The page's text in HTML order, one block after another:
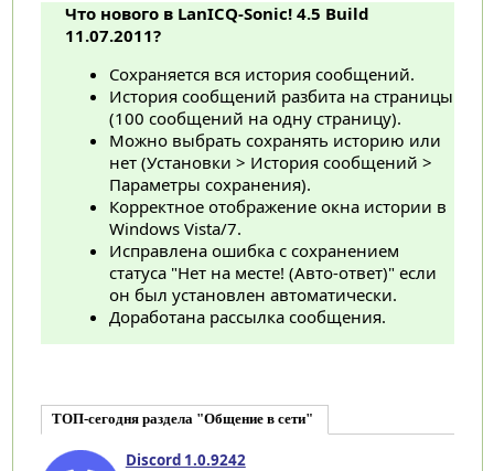
Что нового в LanICQ-Sonic! 4.5 Build
11.07.2011?
Сохраняется вся история сообщений.
История сообщений разбита на страницы
(100 сообщений на одну страницу).
Можно выбрать сохранять историю или
нет (Установки > История сообщений >
Параметры сохранения).
Корректное отображение окна истории в
Windows Vista/7.
Исправлена ошибка с сохранением
статуса "Нет на месте! (Авто-ответ)" если
он был установлен автоматически.
Доработана рассылка сообщения.
ТОП-сегодня раздела "Общение в сети"
Discord 1.0.9242